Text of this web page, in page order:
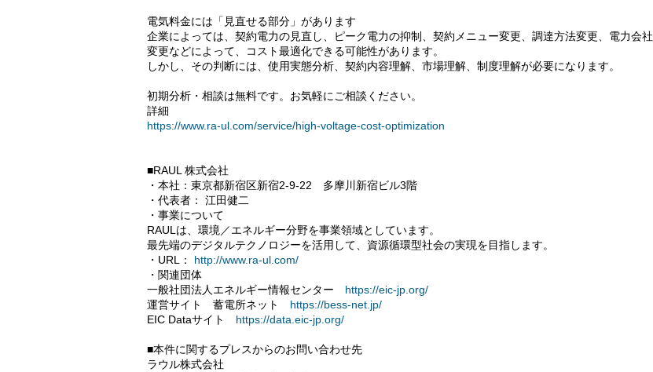
電気料金には「見直せる部分」があります
企業によっては、契約電力の見直し、ピーク電力の抑制、契約メニュー変更、調達方法変更、電力会社
変更などによって、コスト最適化できる可能性があります。
しかし、その判断には、使用実態分析、契約内容理解、市場理解、制度理解が必要になります。
初期分析・相談は無料です。お気軽にご相談ください。
詳細
https://www.ra-ul.com/service/high-voltage-cost-optimization
■RAUL 株式会社
・本社：東京都新宿区新宿2-9-22 多摩川新宿ビル3階
・代表者： 江田健二
・事業について
RAULは、環境／エネルギー分野を事業領域としています。
最先端のデジタルテクノロジーを活用して、資源循環型社会の実現を目指します。
・URL： http://www.ra-ul.com/
・関連団体
一般社団法人エネルギー情報センター https://eic-jp.org/
運営サイト 蓄電所ネット https://bess-net.jp/
EIC Dataサイト https://data.eic-jp.org/
■本件に関するプレスからのお問い合わせ先
ラウル株式会社